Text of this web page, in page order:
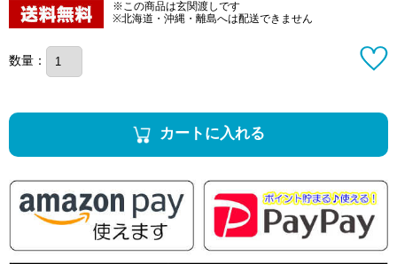
※この商品は玄関渡しです
※北海道・沖縄・離島へは配送できません
数量：
カートに入れる